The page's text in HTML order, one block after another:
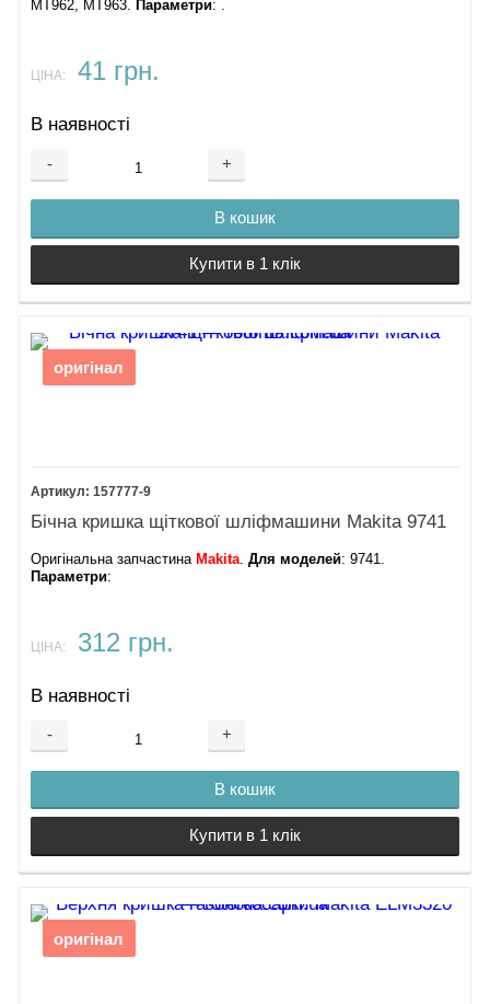
MT962, MT963​. Параметри: ​.
ЦІНА: 41 грн.
В наявності
- +
В кошик
Купити в 1 клік
оригінал
157777-9
Бічна кришка щіткової шліфмашини Makita 9741
Оригінальна запчастина Makita .Для моделей: 9741.
Параметри:
ЦІНА: 312 грн.
В наявності
- +
В кошик
Купити в 1 клік
оригінал